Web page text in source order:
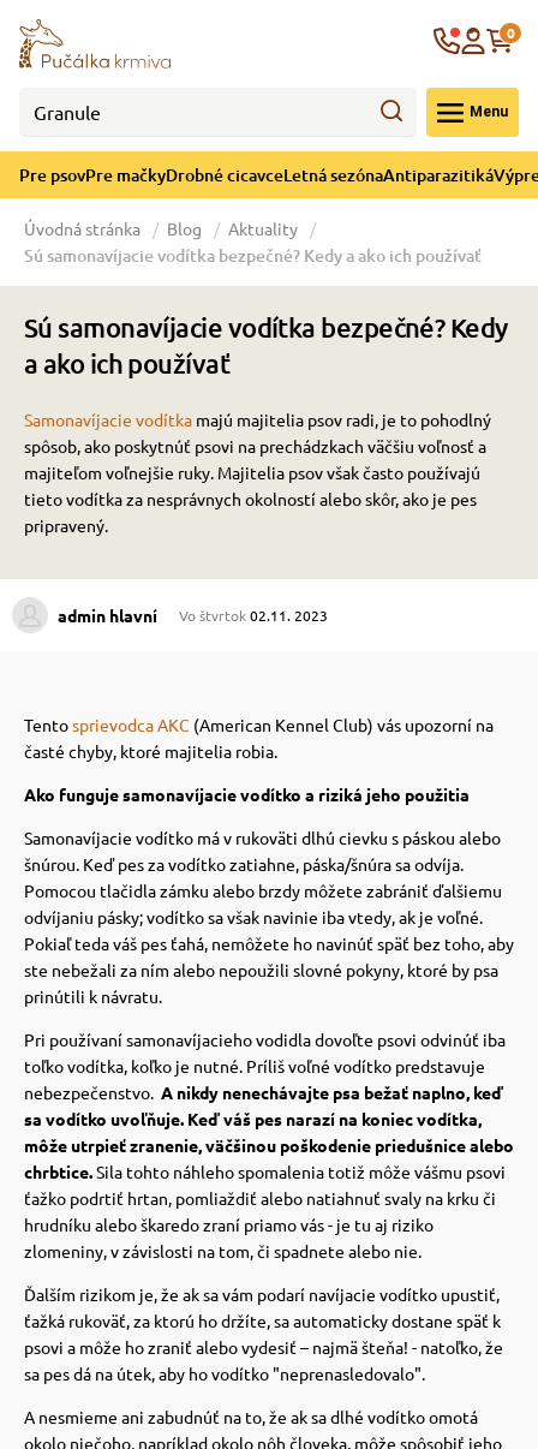
Menu
0
Pre psovPre mačkyDrobné cicavceLetná sezónaAntiparazitiká
psov
Pre psov
psov
psov
psov
psov
psov
psov
psov
pre psov
a ohlávky
psov
mačky
Pre mačky
mačky
mačky
mačky
podstielka
a pelechy
mačky
mačky
mačky
mačky
podložky
poukazy
cicavce
Drobné cicavce
sezóna
Letná sezóna
ochladenie
Výpredaj
CZK
Úvodná stránka Blog Aktuality
Sú samonavíjacie vodítka bezpečné? Kedy a ako ich používať
Sú samonavíjacie vodítka bezpečné? Kedy
a ako ich používať
Samonavíjacie vodítka majú majitelia psov radi, je to pohodlný
spôsob, ako poskytnúť psovi na prechádzkach väčšiu voľnosť a
majiteľom voľnejšie ruky. Majitelia psov však často používajú
tieto vodítka za nesprávnych okolností alebo skôr, ako je pes
pripravený.
admin hlavní Vo štvrtok02.11. 2023
Tentosprievodca AKC (American Kennel Club) vás upozorní na
časté chyby, ktoré majitelia robia.
Ako funguje samonavíjacie vodítko a riziká jeho použitia
Samonavíjacie vodítko má v rukoväti dlhú cievku s páskou alebo
šnúrou. Keď pes za vodítko zatiahne, páska/šnúra sa odvíja.
Pomocou tlačidla zámku alebo brzdy môžete zabrániť ďalšiemu
odvíjaniu pásky; vodítko sa však navinie iba vtedy, ak je voľné.
Pokiaľ teda váš pes ťahá, nemôžete ho navinúť späť bez toho, aby
ste nebežali za ním alebo nepoužili slovné pokyny, ktoré by psa
prinútili k návratu.
Pri používaní samonavíjacieho vodidla dovoľte psovi odvinúť iba
toľko vodítka, koľko je nutné. Príliš voľné vodítko predstavuje
nebezpečenstvo. A nikdy nenechávajte psa bežať naplno, keď
sa vodítko uvoľňuje. Keď váš pes narazí na koniec vodítka,
môže utrpieť zranenie, väčšinou poškodenie priedušnice alebo
chrbtice.Sila tohto náhleho spomalenia totiž môže vášmu psovi
ťažko podrtiť hrtan, pomliaždiť alebo natiahnuť svaly na krku či
hrudníku alebo škaredo zraní priamo vás - je tu aj riziko
zlomeniny, v závislosti na tom, či spadnete alebo nie.
Ďalším rizikom je, že ak sa vám podarí navíjacie vodítko upustiť,
ťažká rukoväť, za ktorú ho držíte, sa automaticky dostane späť k
psovi a môže ho zraniť alebo vydesiť – najmä šteňa! - natoľko, že
sa pes dá na útek, aby ho vodítko "neprenasledovalo".
A nesmieme ani zabudnúť na to, že ak sa dlhé vodítko omotá
okolo niečoho, napríklad okolo nôh človeka, môže spôsobiť jeho